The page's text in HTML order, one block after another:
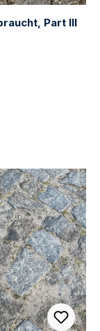
Part III